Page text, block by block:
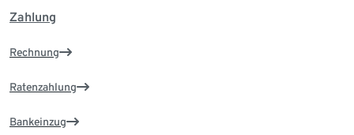
Zahlung
Rechnung
Ratenzahlung
Bankeinzug